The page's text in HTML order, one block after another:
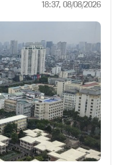
18:37, 08/08/2026